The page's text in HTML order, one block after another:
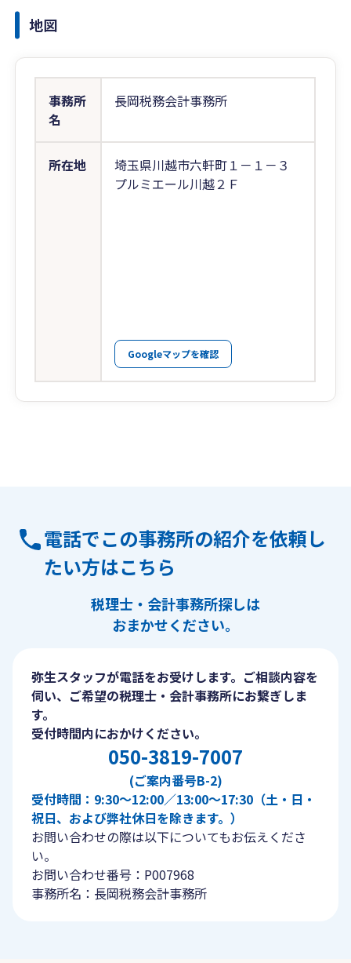
地図
事務所
名
長岡税務会計事務所
所在地
埼玉県川越市六軒町１－１－３
プルミエール川越２Ｆ
Googleマップを確認
電話でこの事務所の紹介を依頼し
たい方はこちら
税理士・会計事務所探しは
おまかせください。
弥生スタッフが電話をお受けします。ご相談内容を
伺い、ご希望の税理士・会計事務所にお繋ぎしま
す。
受付時間内におかけください。
050-3819-7007
(ご案内番号B-2)
受付時間：9:30〜12:00／13:00〜17:30（土・日・
祝日、および弊社休日を除きます。）
お問い合わせの際は以下についてもお伝えくださ
い。
お問い合わせ番号：P007968
事務所名：長岡税務会計事務所